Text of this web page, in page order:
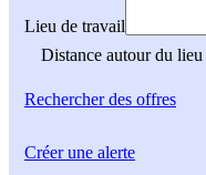
Lieu de travail
Distance autour du
Rechercherdes offres
Créer une alerte